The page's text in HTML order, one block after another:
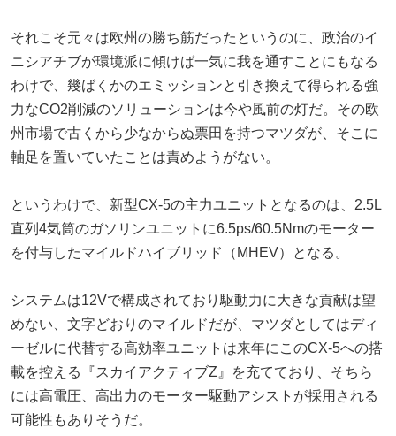
それこそ元々は欧州の勝ち筋だったというのに、政治のイ
ニシアチブが環境派に傾けば一気に我を通すことにもなる
わけで、幾ばくかのエミッションと引き換えて得られる強
力なCO2削減のソリューションは今や風前の灯だ。その欧
州市場で古くから少なからぬ票田を持つマツダが、そこに
軸足を置いていたことは責めようがない。
というわけで、新型CX-5の主力ユニットとなるのは、2.5L
直列4気筒のガソリンユニットに6.5ps/60.5Nmのモーター
を付与したマイルドハイブリッド（MHEV）となる。
システムは12Vで構成されており駆動力に大きな貢献は望
めない、文字どおりのマイルドだが、マツダとしてはディ
ーゼルに代替する高効率ユニットは来年にこのCX-5への搭
載を控える『スカイアクティブZ』を充てており、そちら
には高電圧、高出力のモーター駆動アシストが採用される
可能性もありそうだ。